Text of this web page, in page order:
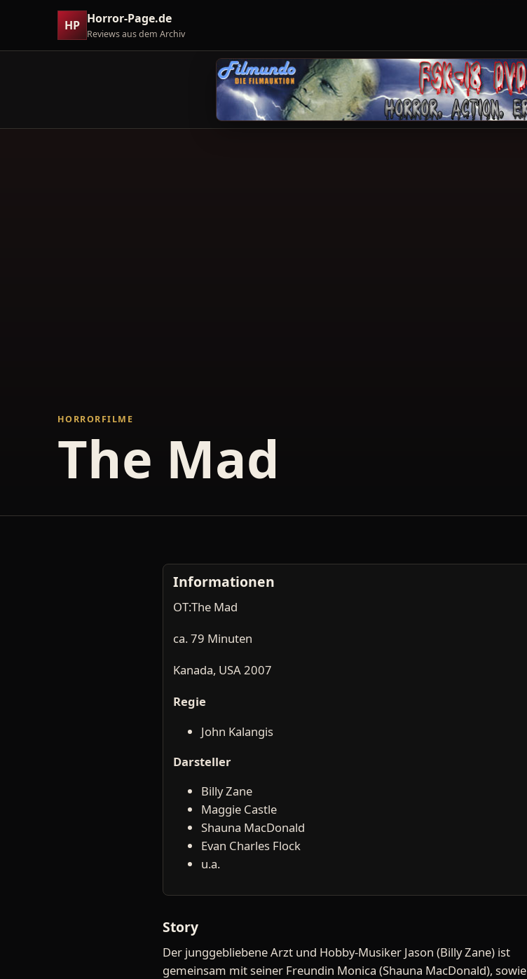
HP Horror-Page.de
Reviews aus dem Archiv
HORRORFILME
The Mad
Informationen
OT:The Mad
ca. 79 Minuten
Kanada, USA 2007
Regie
John Kalangis
Darsteller
Billy Zane
Maggie Castle
Shauna MacDonald
Evan Charles Flock
u.a.
Story
Der junggebliebene Arzt und Hobby-Musiker Jason (Billy Zane) ist
gemeinsam mit seiner Freundin Monica (Shauna MacDonald), sowie